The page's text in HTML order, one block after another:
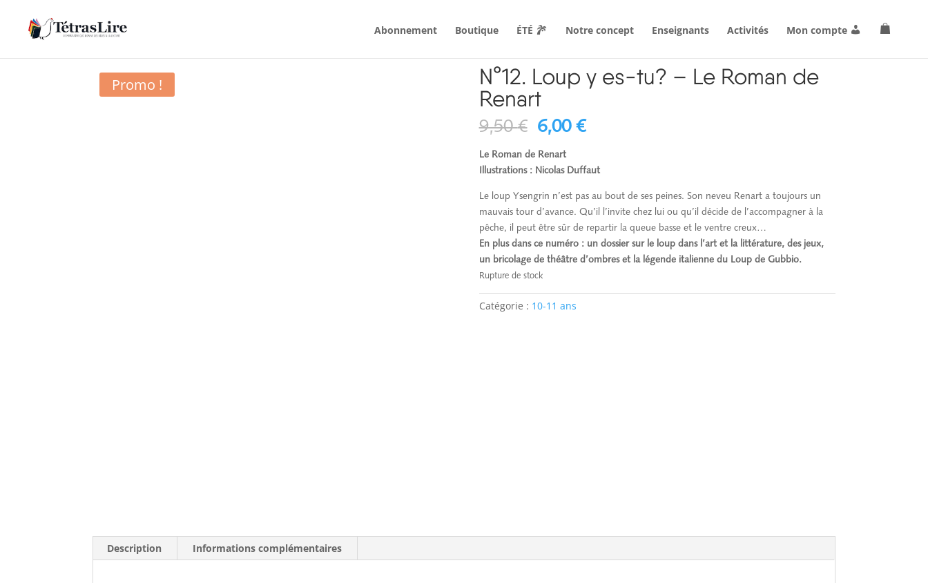
Abonnement Boutique ÉTÉ Notre concept Enseignants Activités
Mon compte
Promo !
N°12. Loup y es-tu? – Le Roman de
Renart
9,50€ Le
initial
était :
9,50 €.
6,00 €Le
est :
6,00 €.
Le Roman de Renart
Illustrations : Nicolas Duffaut
Le loup Ysengrin n’est pas au bout de ses peines. Son neveu Renart a toujours un
mauvais tour d’avance. Qu’il l’invite chez lui ou qu’il décide de l’accompagner à la
pêche, il peut être sûr de repartir la queue basse et le ventre creux…
En plus dans ce numéro : un dossier sur le loup dans l’art et la littérature, des jeux,
un bricolage de théâtre d’ombres et la légende italienne du Loup de Gubbio.
Rupture de stock
Catégorie : 10-11 ans
Description Informations complémentaires